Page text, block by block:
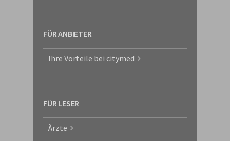
FÜR ANBIETER
Ihre Vorteile bei citymed
FÜR LESER
Ärzte